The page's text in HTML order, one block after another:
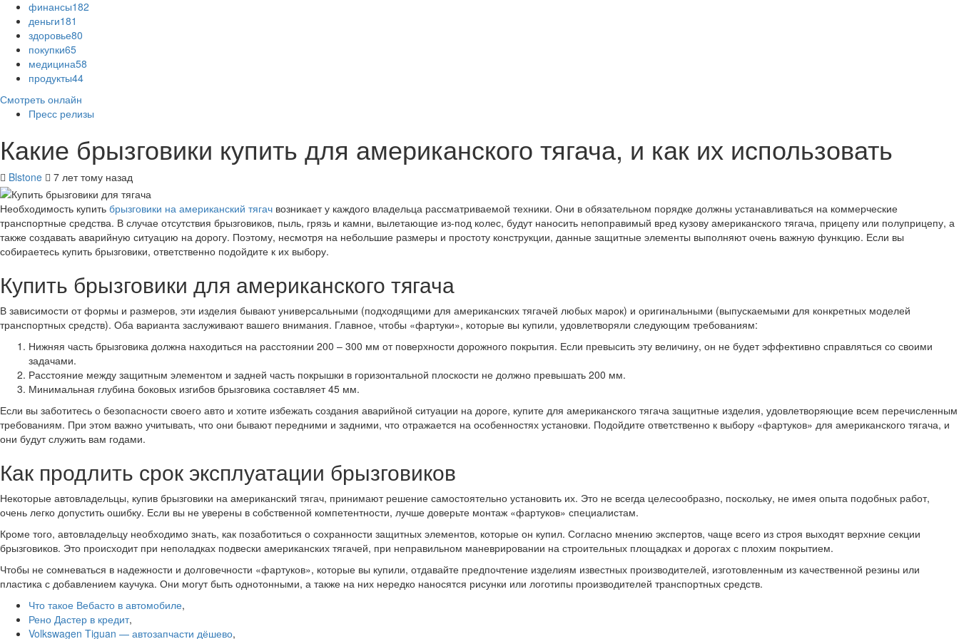
финансы182
деньги181
здоровье80
покупки65
медицина58
продукты44
Смотреть онлайн
Пресс релизы
Какие брызговики купить для американского тягача, и как их использовать
Blstone 7 лет тому назад
Необходимость купить брызговики на американский тягач возникает у каждого владельца рассматриваемой техники. Они в обязательном порядке должны устанавливаться на коммерческие
транспортные средства. В случае отсутствия брызговиков, пыль, грязь и камни, вылетающие из-под колес, будут наносить непоправимый вред кузову американского тягача, прицепу или полуприцепу, а
также создавать аварийную ситуацию на дорогу. Поэтому, несмотря на небольшие размеры и простоту конструкции, данные защитные элементы выполняют очень важную функцию. Если вы
собираетесь купить брызговики, ответственно подойдите к их выбору.
Купить брызговики для американского тягача
В зависимости от формы и размеров, эти изделия бывают универсальными (подходящими для американских тягачей любых марок) и оригинальными (выпускаемыми для конкретных моделей
транспортных средств). Оба варианта заслуживают вашего внимания. Главное, чтобы «фартуки», которые вы купили, удовлетворяли следующим требованиям:
Нижняя часть брызговика должна находиться на расстоянии 200 – 300 мм от поверхности дорожного покрытия. Если превысить эту величину, он не будет эффективно справляться со своими
задачами.
Расстояние между защитным элементом и задней часть покрышки в горизонтальной плоскости не должно превышать 200 мм.
Минимальная глубина боковых изгибов брызговика составляет 45 мм.
Если вы заботитесь о безопасности своего авто и хотите избежать создания аварийной ситуации на дороге, купите для американского тягача защитные изделия, удовлетворяющие всем перечисленным
требованиям. При этом важно учитывать, что они бывают передними и задними, что отражается на особенностях установки. Подойдите ответственно к выбору «фартуков» для американского тягача, и
они будут служить вам годами.
Как продлить срок эксплуатации брызговиков
Некоторые автовладельцы, купив брызговики на американский тягач, принимают решение самостоятельно установить их. Это не всегда целесообразно, поскольку, не имея опыта подобных работ,
очень легко допустить ошибку. Если вы не уверены в собственной компетентности, лучше доверьте монтаж «фартуков» специалистам.
Кроме того, автовладельцу необходимо знать, как позаботиться о сохранности защитных элементов, которые он купил. Согласно мнению экспертов, чаще всего из строя выходят верхние секции
брызговиков. Это происходит при неполадках подвески американских тягачей, при неправильном маневрировании на строительных площадках и дорогах с плохим покрытием.
Чтобы не сомневаться в надежности и долговечности «фартуков», которые вы купили, отдавайте предпочтение изделиям известных производителей, изготовленным из качественной резины или
пластика с добавлением каучука. Они могут быть однотонными, а также на них нередко наносятся рисунки или логотипы производителей транспортных средств.
Что такое Вебасто в автомобиле,
Рено Дастер в кредит,
Volkswagen Tiguan — автозапчасти дёшево,